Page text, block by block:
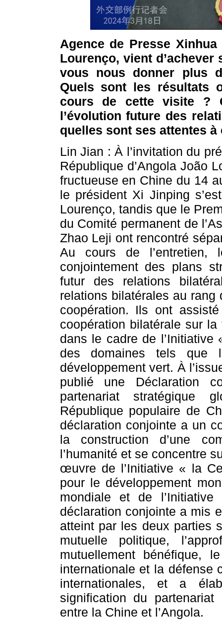
Agence de Presse
Lourenço, vient d’achever
vous nous donner plus
Quels sont les résultats
cours de cette visite ?
l’évolution future des
quelles sont ses attentes à
Lin Jian : À l’invitation du
République d’Angola João
fructueuse en Chine du 14
le président Xi Jinping
Lourenço, tandis que le
du Comité permanent de
Zhao Leji ont rencontré
Au cours de l’entretien,
conjointement des plans
futur des relations
relations bilatérales au rang
coopération. Ils ont
coopération bilatérale sur
dans le cadre de
des domaines tels que
développement vert. À
publié une Déclaration
partenariat stratégique
République populaire de
déclaration conjointe a un
la construction d’une
l’humanité et se concentre
œuvre de l’Initiative « la
pour le développement
mondiale et de
déclaration conjointe a mis
atteint par les deux parties
mutuelle politique,
mutuellement bénéfique,
internationale et la défense
internationales, et a
signification du
entre la Chine et l’Angola.